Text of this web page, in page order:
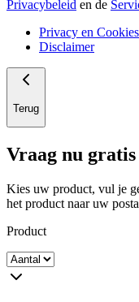
Privacybeleid en de
Privacy en
Disclaimer
Terug
Vraag nu
Kies uw product, vul je
het product naar uw
Product